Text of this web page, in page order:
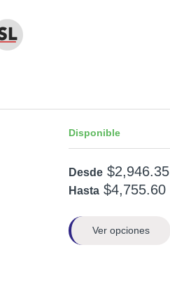
Disponible
Desde $2,946.35
Hasta $4,755.60
Ver opciones